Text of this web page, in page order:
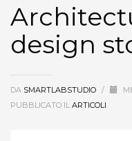
design
DA SMARTLABSTUDIO /
PUBBLICATO IL ARTICOLI